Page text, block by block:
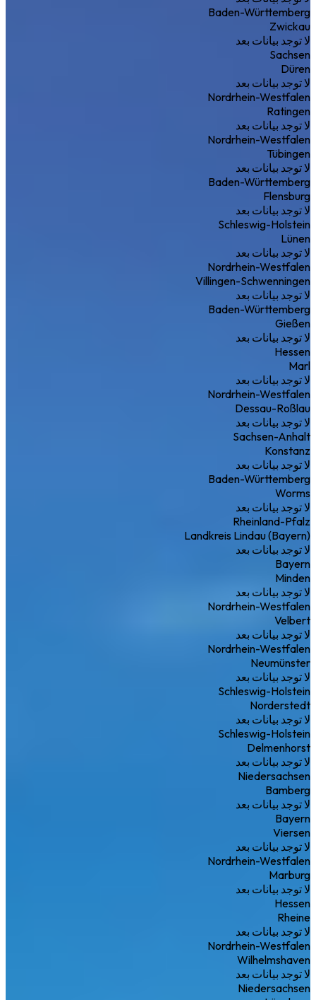
Baden-Württemberg
Zwickau
لا توجد بيانات بعد
Sachsen
Düren
لا توجد بيانات بعد
Nordrhein-Westfalen
Ratingen
لا توجد بيانات بعد
Nordrhein-Westfalen
Tübingen
لا توجد بيانات بعد
Baden-Württemberg
Flensburg
لا توجد بيانات بعد
Schleswig-Holstein
Lünen
لا توجد بيانات بعد
Nordrhein-Westfalen
Villingen-Schwenningen
لا توجد بيانات بعد
Baden-Württemberg
Gießen
لا توجد بيانات بعد
Hessen
Marl
لا توجد بيانات بعد
Nordrhein-Westfalen
Dessau-Roßlau
لا توجد بيانات بعد
Sachsen-Anhalt
Konstanz
لا توجد بيانات بعد
Baden-Württemberg
Worms
لا توجد بيانات بعد
Rheinland-Pfalz
Landkreis Lindau (Bayern)
لا توجد بيانات بعد
Bayern
Minden
لا توجد بيانات بعد
Nordrhein-Westfalen
Velbert
لا توجد بيانات بعد
Nordrhein-Westfalen
Neumünster
لا توجد بيانات بعد
Schleswig-Holstein
Norderstedt
لا توجد بيانات بعد
Schleswig-Holstein
Delmenhorst
لا توجد بيانات بعد
Niedersachsen
Bamberg
لا توجد بيانات بعد
Bayern
Viersen
لا توجد بيانات بعد
Nordrhein-Westfalen
Marburg
لا توجد بيانات بعد
Hessen
Rheine
لا توجد بيانات بعد
Nordrhein-Westfalen
Wilhelmshaven
لا توجد بيانات بعد
Niedersachsen